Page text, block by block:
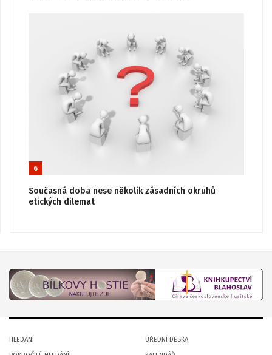
6
Současná doba nese několik zásadních okruhů
etických dilemat
HLEDÁNÍ
ÚŘEDNÍ DESKA